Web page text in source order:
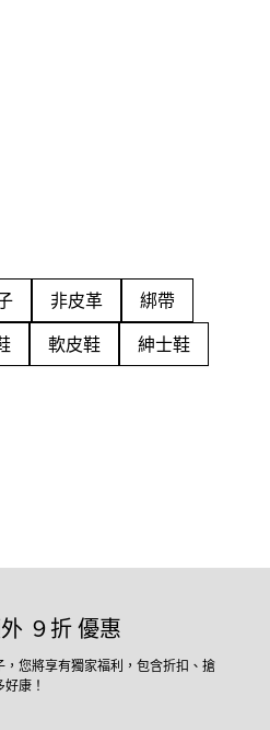
非皮革
綁帶
軟皮鞋 紳士鞋
９折 優惠
您將享有獨家福利，包含折扣、搶
康！